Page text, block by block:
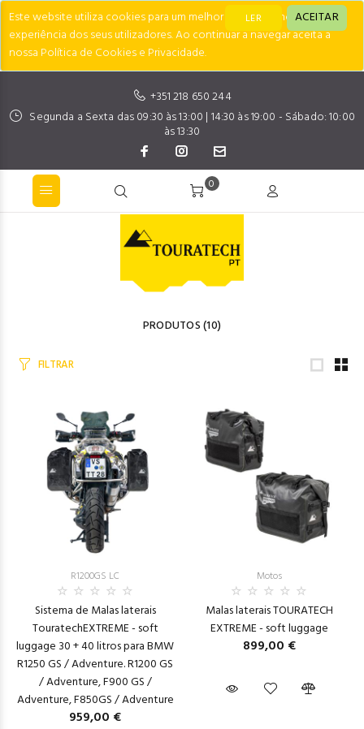
Este website utiliza cookies para um melhor desempenho e
experiência dos seus utilizadores. Ao continuar a navegar aceita a
nossa Política de Cookies e Privacidade.
LER ACEITAR
+351 218 650 244
Segunda a Sexta das 09:30 às 13:00 | 14:30 às 19:00 - Sábado: 10:00
às 13:30
0
PRODUTOS(10)
FILTRAR
R1200GS LC
Sistema de Malas laterais
TouratechEXTREME - soft
luggage 30 + 40 litros para BMW
R1250 GS / Adventure. R1200 GS
/ Adventure, F900 GS /
Adventure, F850GS / Adventure
959,00 €
Motos
Malas laterais TOURATECH
EXTREME - soft luggage
899,00 €